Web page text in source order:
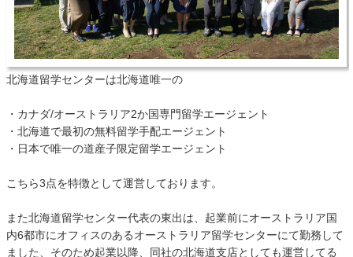
北海道留学センターは北海道唯一の
・カナダ/オーストラリア2か国専門留学エージェント
・北海道で最初の無料留学手配エージェント
・日本で唯一の道産子限定留学エージェント
こちら3点を特徴として運営しております。
また北海道留学センター代表の東出は、起業前にオーストラリア国
内6都市にオフィスのあるオーストラリア留学センターにて勤務して
ました、そのため起業以降、同社の北海道支店としても運営してる